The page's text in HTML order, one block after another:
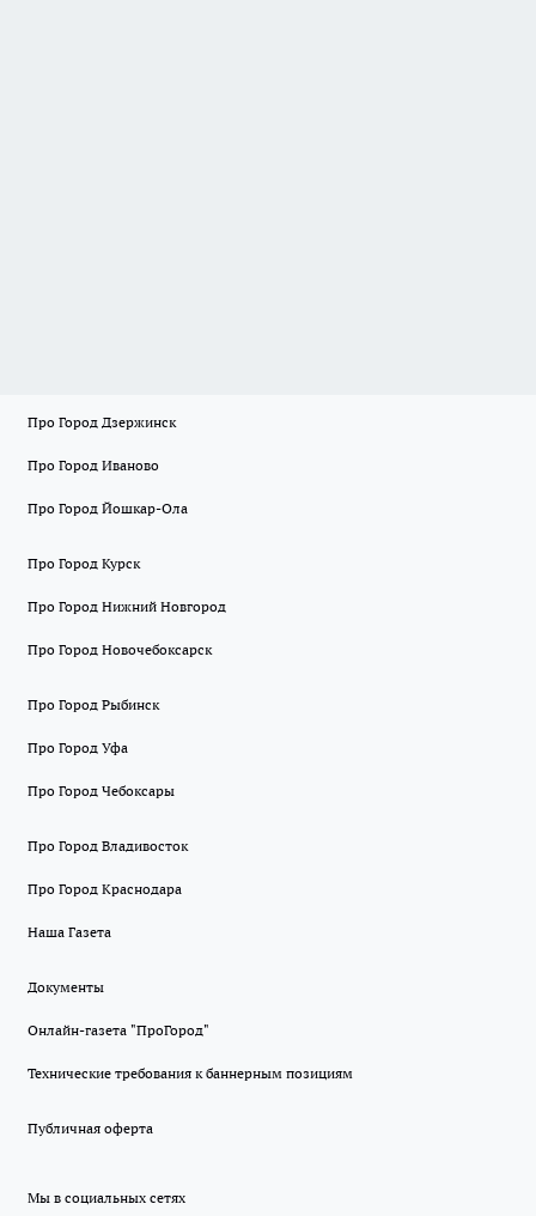
Про Город Дзержинск
Про Город Иваново
Про Город Йошкар-Ола
Про Город Курск
Про Город Нижний Новгород
Про Город Новочебоксарск
Про Город Рыбинск
Про Город Уфа
Про Город Чебоксары
Про Город Владивосток
Про Город Краснодара
Наша Газета
Документы
Онлайн-газета "ПроГород"
Технические требования к баннерным позициям
Публичная оферта
Мы в социальных сетях